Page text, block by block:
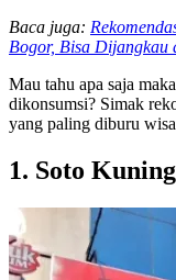
Baca juga:
Bogor, Bisa Dijangkau
Mau tahu apa saja
dikonsumsi? Simak
yang paling diburu
1. Soto